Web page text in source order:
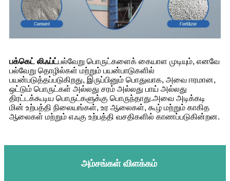
பக்கெட் லிஃப்ட்பல்வேறு பொருட்களைக் கையாள முடியும், எனவே
பல்வேறு தொழில்கள் மற்றும் பயன்பாடுகளில்
பயன்படுத்தப்படுகிறது, இருப்பினும் பொதுவாக, அவை ஈரமான,
ஒட்டும் பொருட்கள் அல்லது சரம் அல்லது பாய் அல்லது
திரட்டக்கூடிய பொருட்களுக்கு பொருந்தாது.அவை அடிக்கடி
மின் உற்பத்தி நிலையங்கள், உர ஆலைகள், கூழ் மற்றும் காகித
ஆலைகள் மற்றும் எஃகு உற்பத்தி வசதிகளில் காணப்படுகின்றன.
அம்சங்கள் விளக்கம்